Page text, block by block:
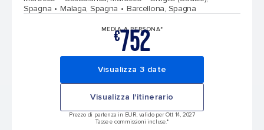
Spagna
Malaga, Spagna Barcellona, Spagna
MEDIA A PERSONA*
€752
Visualizza 3 date
Visualizza l'itinerario
Prezzo di partenza in EUR, valido per Ott 14, 2027
Tasse e commissioni incluse.*